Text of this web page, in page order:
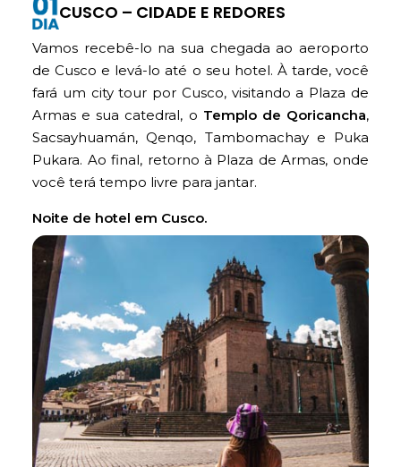
CUSCO – CIDADE E REDORES
Vamos recebê-lo na sua chegada ao aeroporto
de Cusco e levá-lo até o seu hotel. À tarde, você
fará um city tour por Cusco, visitando a Plaza de
Armas e sua catedral, o Templo de Qoricancha,
Sacsayhuamán, Qenqo, Tambomachay e Puka
Pukara. Ao final, retorno à Plaza de Armas, onde
você terá tempo livre para jantar.
Noite de hotel em Cusco.